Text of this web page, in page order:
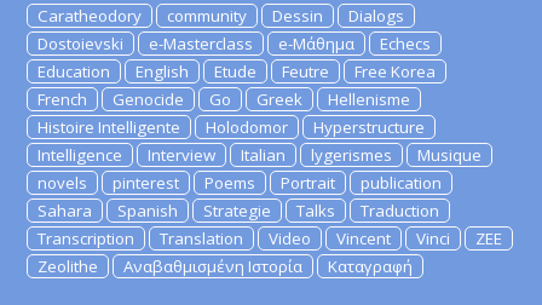
Caratheodory
community Dessin
Dialogs
Dostoievski
e-Masterclass e-Μάθημα
Echecs
Education
English Etude Feutre
Free Korea
French
Genocide Go Greek
Hellenisme
Histoire Intelligente
Holodomor
Hyperstructure
Intelligence
Interview Italian lygerismes
Musique
novels
pinterest Poems Portrait
publication
Sahara
Spanish Strategie Talks
Traduction
Transcription
Translation Video Vincent Vinci
ZEE
Zeolithe
Αναβαθμισμένη Ιστορία Καταγραφή